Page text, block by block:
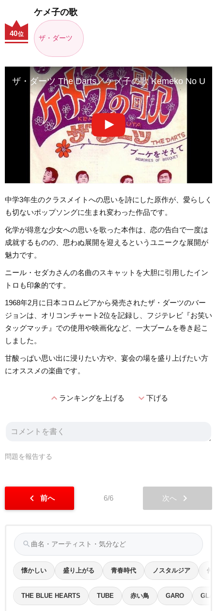
ケメ子の歌
ザ・ダーツ
40位
ザ・ダーツ The Darts／ケメ子の歌 Kemeko No Uta
中学3年生のクラスメイトへの思いを詩にした原作が、愛らしく
も切ないポップソングに生まれ変わった作品です。
化学が得意な少女への思いを歌った本作は、恋の告白で一度は
成就するものの、思わぬ展開を迎えるというユニークな展開が
魅力です。
ニール・セダカさんの名曲のスキャットを大胆に引用したイン
トロも印象的です。
1968年2月に日本コロムビアから発売されたザ・ダーツのバー
ジョンは、オリコンチャート2位を記録し、フジテレビ『お笑い
タッグマッチ』での使用や映画化など、一大ブームを巻き起こ
しました。
甘酸っぱい思い出に浸りたい方や、宴会の場を盛り上げたい方
にオススメの楽曲です。
expand_lessランキングを上げる expand_more下げる
問題を報告する
chevron_left 前へ 6/6 次へ chevron_right
search
懐かしい 盛り上がる 青春時代 ノスタルジア 仲
THE BLUE HEARTS TUBE 赤い鳥 GARO GLAY